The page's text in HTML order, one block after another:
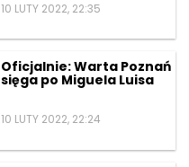
10 LUTY 2022, 22:35
Oficjalnie: Warta Poznań
sięga po Miguela Luisa
10 LUTY 2022, 22:24